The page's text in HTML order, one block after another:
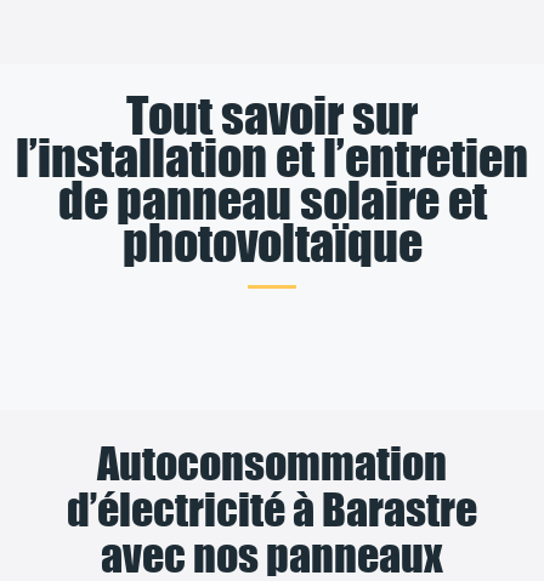
Tout savoir sur
l’installation et l’entretien
de panneau solaire et
photovoltaïque
Autoconsommation
d’électricité à Barastre
avec nos panneaux